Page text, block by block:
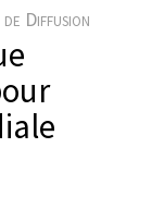
Diffusion